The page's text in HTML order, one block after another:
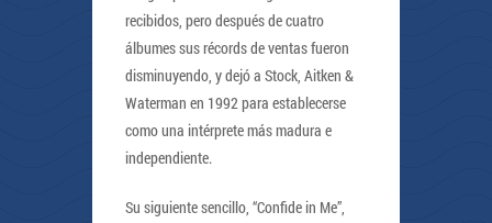
recibidos, pero después de cuatro
álbumes sus récords de ventas fueron
disminuyendo, y dejó a Stock, Aitken &
Waterman en 1992 para establecerse
como una intérprete más madura e
independiente.
Su siguiente sencillo, “Confide in Me”,